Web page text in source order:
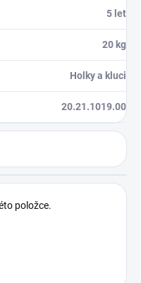
5 let
20 kg
Holky a kluci
20.21.1019.00
položce.